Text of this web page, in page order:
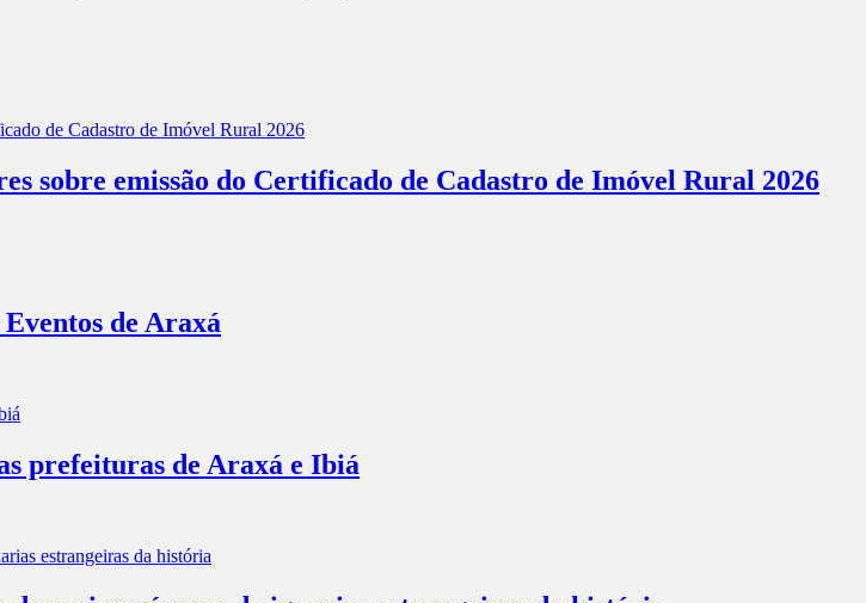
sobre emissão do Certificado de Cadastro de Imóvel Rural 2026
de Araxá
prefeituras de Araxá e Ibiá